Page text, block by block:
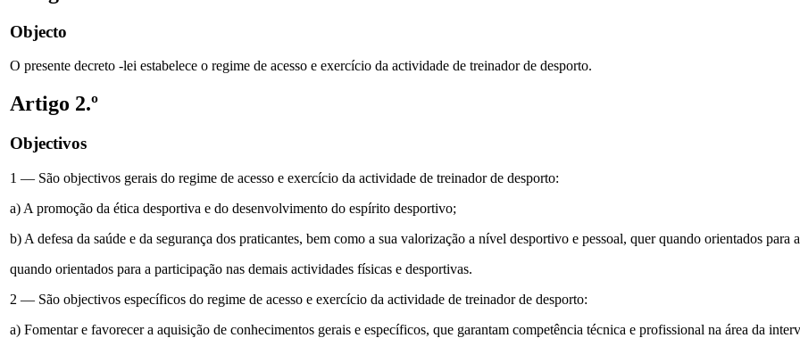
Objecto
O presente decreto -lei estabelece o regime de acesso e exercício da actividade de treinador de desporto.
Artigo 2.º
Objectivos
1 — São objectivos gerais do regime de acesso e exercício da actividade de treinador de desporto:
a) A promoção da ética desportiva e do desenvolvimento do espírito desportivo;
b) A defesa da saúde e da segurança dos praticantes, bem como a sua valorização a nível desportivo e pessoal, quer quando orientados para
quando orientados para a participação nas demais actividades físicas e desportivas.
2 — São objectivos específicos do regime de acesso e exercício da actividade de treinador de desporto:
a) Fomentar e favorecer a aquisição de conhecimentos gerais e específicos, que garantam competência técnica e profissional na área da